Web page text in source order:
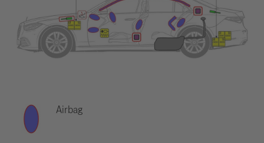
Airbag